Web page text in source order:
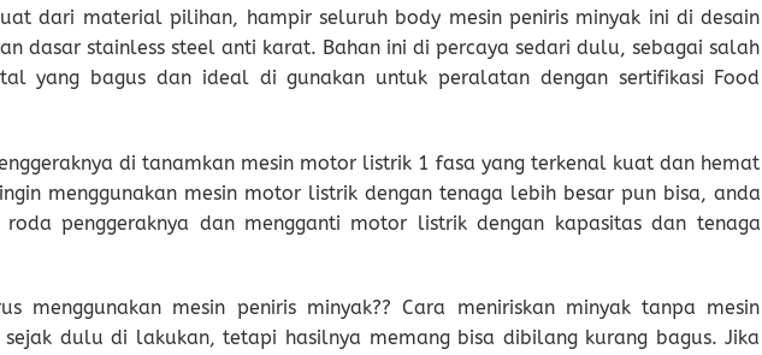
dari material pilihan, hampir seluruh body mesin peniris minyak ini di desain
dasar stainless steel anti karat. Bahan ini di percaya sedari dulu, sebagai salah
yang bagus dan ideal di gunakan untuk peralatan dengan sertifikasi Food
di tanamkan mesin motor listrik 1 fasa yang terkenal kuat dan hemat
menggunakan mesin motor listrik dengan tenaga lebih besar pun bisa, anda
penggeraknya dan mengganti motor listrik dengan kapasitas dan tenaga
menggunakan mesin peniris minyak?? Cara meniriskan minyak tanpa mesin
sejak dulu di lakukan, tetapi hasilnya memang bisa dibilang kurang bagus. Jika